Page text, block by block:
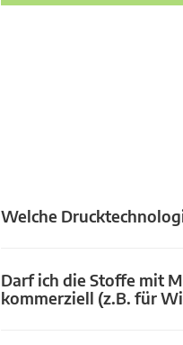
Welche
Darf ich die Stoffe mit
kommerziell (z.B. für